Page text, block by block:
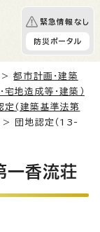
緊急情報なし
防災ポータル
>都市計画・建築
宅地造成等・建築）
定(建築基準法第
> 団地認定（13-
一香流荘